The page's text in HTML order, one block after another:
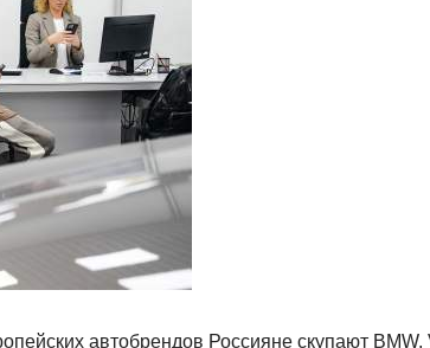
автобрендов Россияне скупают BMW,